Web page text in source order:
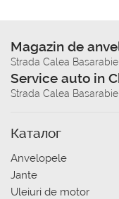
Magazin de
Strada Calea
Service auto in
Strada Calea
Каталог
Anvelopele
Jante
Uleiuri de motor